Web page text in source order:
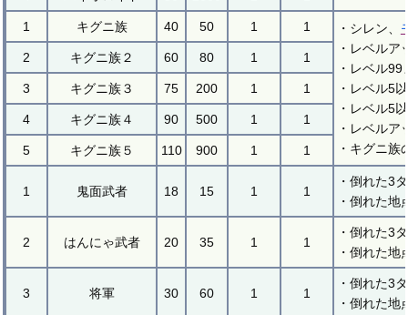
1 キグニ族 40 50 1 1 ・シレン、
・レベル
・レベル
・レベル5
・レベル5
・レベル
・キグニ
2 キグニ族２ 60 80 1 1
3 キグニ族３ 75 200 1 1
4 キグニ族４ 90 500 1 1
5 キグニ族５ 110 900 1 1
1 鬼面武者 18 15 1 1
・倒れた3
・倒れた
2 はんにゃ武者 20 35 1 1
・倒れた3
・倒れた
3 将軍 30 60 1 1
・倒れた3
・倒れた